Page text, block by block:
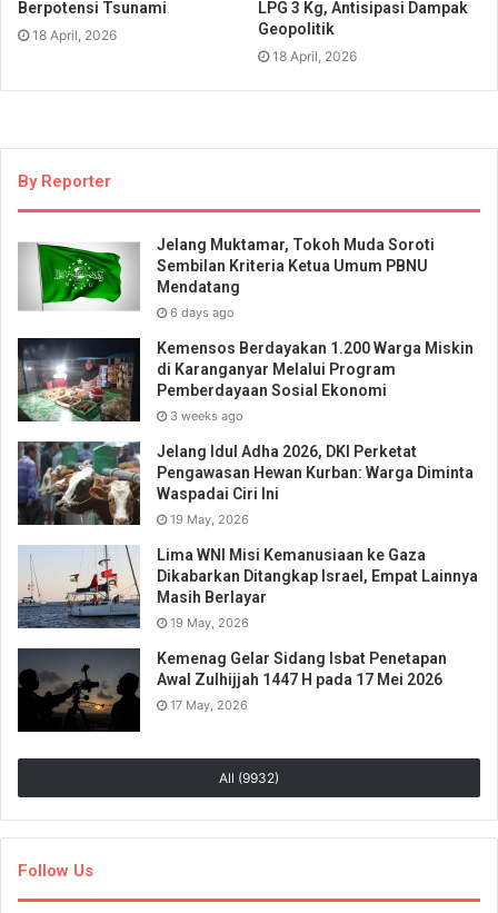
Berpotensi Tsunami
18 April, 2026
LPG 3 Kg, Antisipasi Dampak
Geopolitik
18 April, 2026
By Reporter
Jelang Muktamar, Tokoh Muda Soroti
Sembilan Kriteria Ketua Umum PBNU
Mendatang
6 days ago
Kemensos Berdayakan 1.200 Warga Miskin
di Karanganyar Melalui Program
Pemberdayaan Sosial Ekonomi
3 weeks ago
Jelang Idul Adha 2026, DKI Perketat
Pengawasan Hewan Kurban: Warga Diminta
Waspadai Ciri Ini
19 May, 2026
Lima WNI Misi Kemanusiaan ke Gaza
Dikabarkan Ditangkap Israel, Empat Lainnya
Masih Berlayar
19 May, 2026
Kemenag Gelar Sidang Isbat Penetapan
Awal Zulhijjah 1447 H pada 17 Mei 2026
17 May, 2026
All (9932)
Follow Us